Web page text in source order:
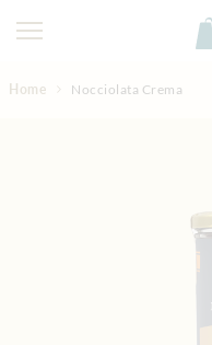
Home Nocciolata Crema